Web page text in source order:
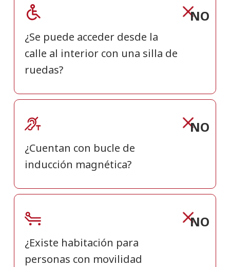
¿Se puede acceder desde la
calle al interior con una silla de
ruedas?
NO
¿Cuentan con bucle de
inducción magnética?
NO
¿Existe habitación para
personas con movilidad
NO